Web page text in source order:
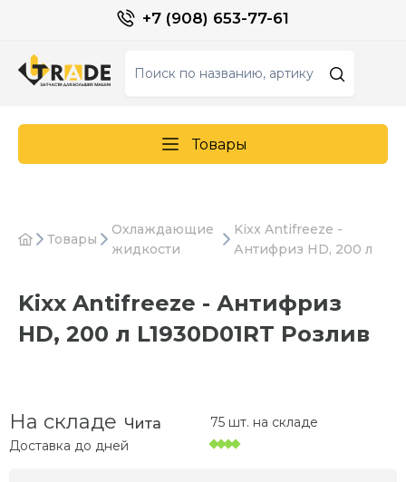
+7 (908) 653-77-61
Товары
Товары
Охлаждающие
жидкости
Kixx Antifreeze -
Антифриз HD, 200 л
Kixx Antifreeze - Антифриз
HD, 200 л L1930D01RT Розлив
На складе Чита
Доставка до дней
75 шт. на складе